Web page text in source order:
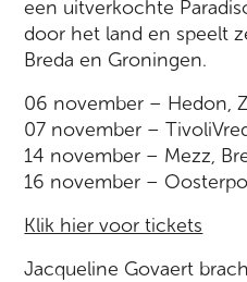
een uitverkochte
door het land en speelt
Breda en Groningen.
06 november – Hedon,
07 november –
14 november – Mezz,
16 november –
Klik hier voor tickets
Jacqueline Govaert